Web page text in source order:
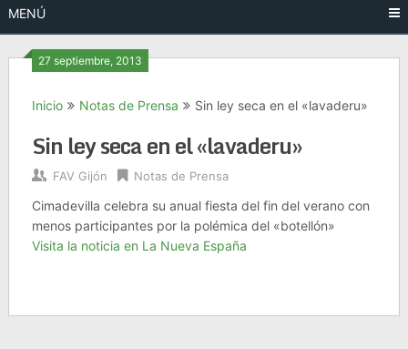
MENÚ
27 septiembre, 2013
Inicio Notas de Prensa Sin ley seca en el «lavaderu»
Sin ley seca en el «lavaderu»
FAV Gijón Notas de Prensa
Cimadevilla celebra su anual fiesta del fin del verano con
menos participantes por la polémica del «botellón»
Visita la noticia en La Nueva España